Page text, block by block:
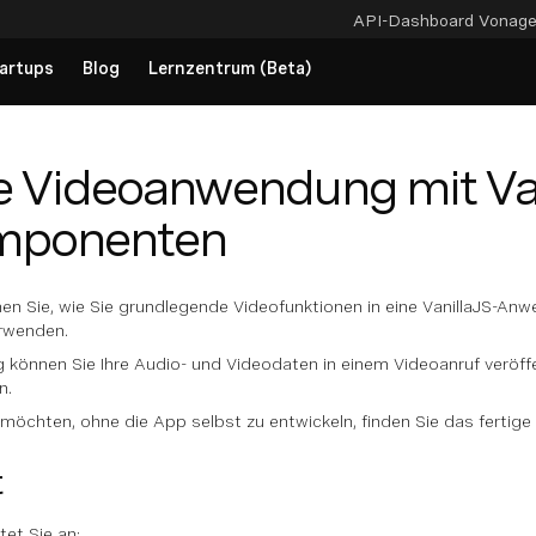
API-Dashboard
Blog Lernzentrum (Beta)
Videoanwendung mit
Sie, wie Sie grundlegende Videofunktionen in eine VanillaJS-
können Sie Ihre Audio- und Videodaten in einem Videoanruf
ohne die App selbst zu entwickeln, finden Sie das